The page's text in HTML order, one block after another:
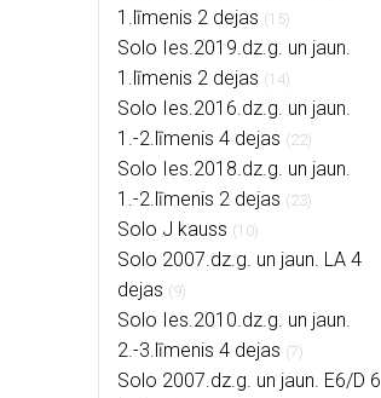
1.līmenis 2 dejas (15)
Solo Ies.2019.dz.g. un jaun.
1.līmenis 2 dejas (14)
Solo Ies.2016.dz.g. un jaun.
1.-2.līmenis 4 dejas (22)
Solo Ies.2018.dz.g. un jaun.
1.-2.līmenis 2 dejas (23)
Solo J kauss (10)
Solo 2007.dz.g. un jaun. LA 4
dejas (9)
Solo Ies.2010.dz.g. un jaun.
2.-3.līmenis 4 dejas (7)
Solo 2007.dz.g. un jaun. E6/D 6